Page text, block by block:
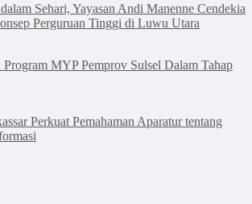
Sehari, Yayasan Andi Manenne Cendekia
Perguruan Tinggi di Luwu Utara
Program MYP Pemprov Sulsel Dalam Tahap
Perkuat Pemahaman Aparatur tentang